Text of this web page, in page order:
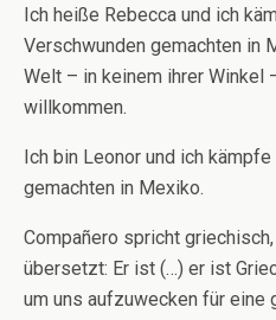
Ich heiße Rebecca und ich
Verschwunden gemachten in
Welt – in keinem ihrer Winkel
willkommen.
Ich bin Leonor und ich
gemachten in Mexiko.
Compañero spricht
übersetzt: Er ist (…) er ist
um uns aufzuwecken für eine